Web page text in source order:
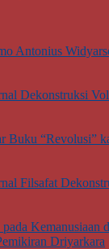
Antonius
Dekonstruksi
Buku “Revolusi”
Filsafat
Kemanusiaan
Driyarkara